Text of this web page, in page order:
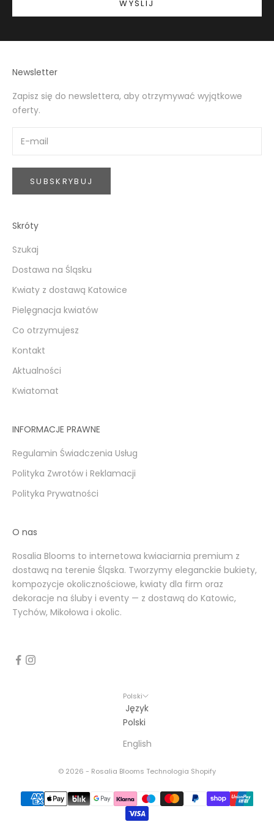
WYŚLIJ
Newsletter
Zapisz się do newslettera, aby otrzymywać wyjątkowe
oferty.
SUBSKRYBUJ
Skróty
Szukaj
Dostawa na Śląsku
Kwiaty z dostawą Katowice
Pielęgnacja kwiatów
Co otrzymujesz
Kontakt
Aktualności
Kwiatomat
INFORMACJE PRAWNE
Regulamin Świadczenia Usług
Polityka Zwrotów i Reklamacji
Polityka Prywatności
O nas
Rosalia Blooms to internetowa kwiaciarnia premium z
dostawą na terenie Śląska. Tworzymy eleganckie bukiety,
kompozycje okolicznościowe, kwiaty dla firm oraz
dekoracje na śluby i eventy — z dostawą do Katowic,
Tychów, Mikołowa i okolic.
Polski
Język
Polski
English
© 2026 - Rosalia Blooms Technologia Shopify